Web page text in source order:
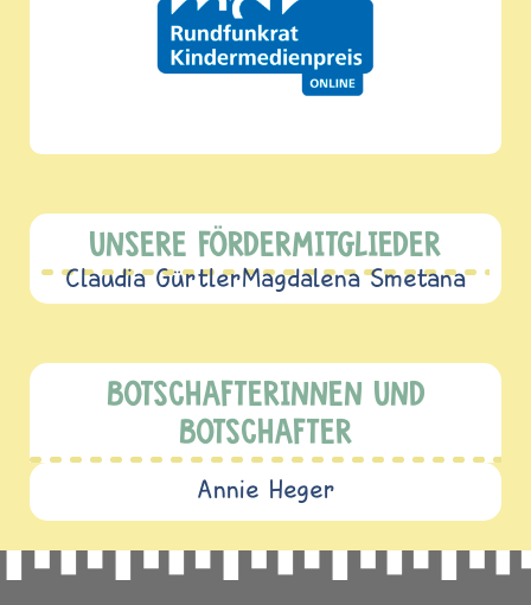
UNSERE FÖRDERMITGLIEDER
Claudia GürtlerMagdalena Smetana
BOTSCHAFTERINNEN UND
BOTSCHAFTER
Annie Heger